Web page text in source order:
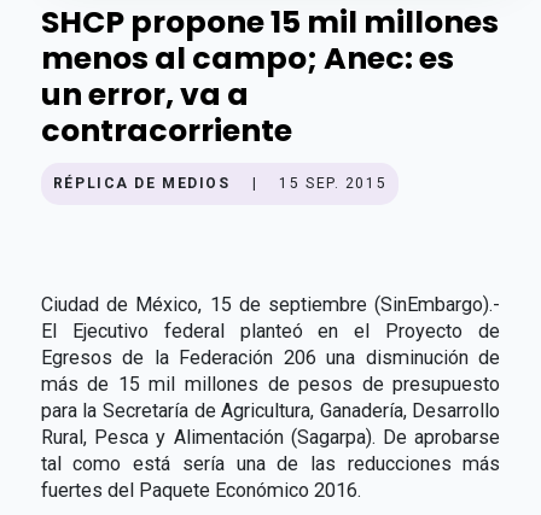
SHCP propone 15 mil millones
menos al campo; Anec: es
un error, va a
contracorriente
RÉPLICA DE MEDIOS 15 SEP. 2015
Ciudad de México, 15 de septiembre (SinEmbargo).-
El Ejecutivo federal planteó en el Proyecto de
Egresos de la Federación 206 una disminución de
más de 15 mil millones de pesos de presupuesto
para la Secretaría de Agricultura, Ganadería, Desarrollo
Rural, Pesca y Alimentación (Sagarpa). De aprobarse
tal como está sería una de las reducciones más
fuertes del Paquete Económico 2016.